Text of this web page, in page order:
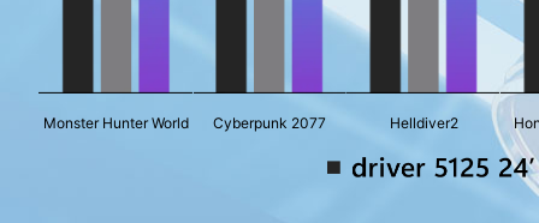
Monster Hunter World Cyberpunk 2077 Helldiver2